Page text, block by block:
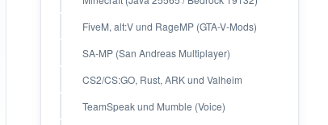
FiveM, alt:V und RageMP (GTA-V-Mods)
SA-MP (San Andreas Multiplayer)
CS2/CS:GO, Rust, ARK und Valheim
TeamSpeak und Mumble (Voice)